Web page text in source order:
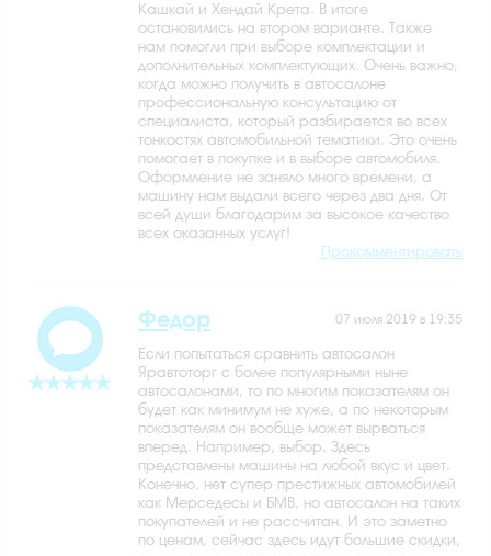
Кашкай и Хендай Крета. В итоге
остановились на втором варианте. Также
нам помогли при выборе комплектации и
дополнительных комплектующих. Очень важно,
когда можно получить в автосалоне
профессиональную консультацию от
специалиста, который разбирается во всех
тонкостях автомобильной тематики. Это очень
помогает в покупке и в выборе автомобиля.
Оформление не заняло много времени, а
машину нам выдали всего через два дня. От
всей души благодарим за высокое качество
всех оказанных услуг!
Прокомментировать
07 июля 2019 в 19:35
Федор
Если попытаться сравнить автосалон
Яравтоторг с более популярными ныне
автосалонами, то по многим показателям он
будет как минимум не хуже, а по некоторым
показателям он вообще может вырваться
вперед. Например, выбор. Здесь
представлены машины на любой вкус и цвет.
Конечно, нет супер престижных автомобилей
как Мерседесы и БМВ, но автосалон на таких
покупателей и не рассчитан. И это заметно
по ценам, сейчас здесь идут большие скидки,